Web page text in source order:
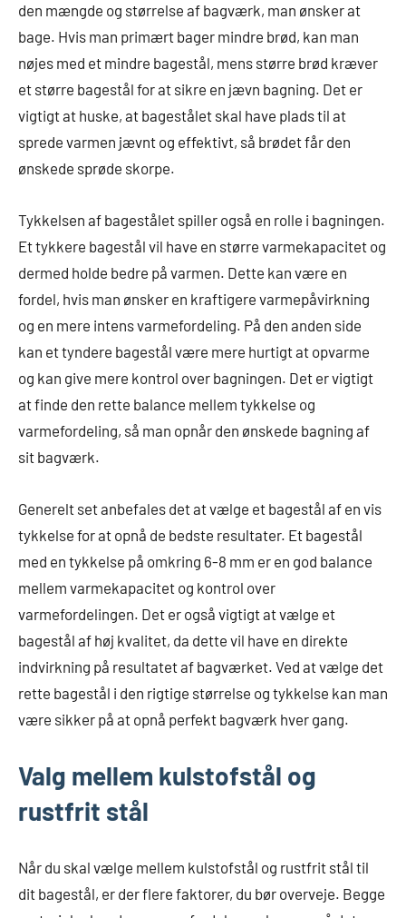
den mængde og størrelse af bagværk, man ønsker at
bage. Hvis man primært bager mindre brød, kan man
nøjes med et mindre bagestål, mens større brød kræver
et større bagestål for at sikre en jævn bagning. Det er
vigtigt at huske, at bagestålet skal have plads til at
sprede varmen jævnt og effektivt, så brødet får den
ønskede sprøde skorpe.
Tykkelsen af bagestålet spiller også en rolle i bagningen.
Et tykkere bagestål vil have en større varmekapacitet og
dermed holde bedre på varmen. Dette kan være en
fordel, hvis man ønsker en kraftigere varmepåvirkning
og en mere intens varmefordeling. På den anden side
kan et tyndere bagestål være mere hurtigt at opvarme
og kan give mere kontrol over bagningen. Det er vigtigt
at finde den rette balance mellem tykkelse og
varmefordeling, så man opnår den ønskede bagning af
sit bagværk.
Generelt set anbefales det at vælge et bagestål af en vis
tykkelse for at opnå de bedste resultater. Et bagestål
med en tykkelse på omkring 6-8 mm er en god balance
mellem varmekapacitet og kontrol over
varmefordelingen. Det er også vigtigt at vælge et
bagestål af høj kvalitet, da dette vil have en direkte
indvirkning på resultatet af bagværket. Ved at vælge det
rette bagestål i den rigtige størrelse og tykkelse kan man
være sikker på at opnå perfekt bagværk hver gang.
Valg mellem kulstofstål og
rustfrit stål
Når du skal vælge mellem kulstofstål og rustfrit stål til
dit bagestål, er der flere faktorer, du bør overveje. Begge